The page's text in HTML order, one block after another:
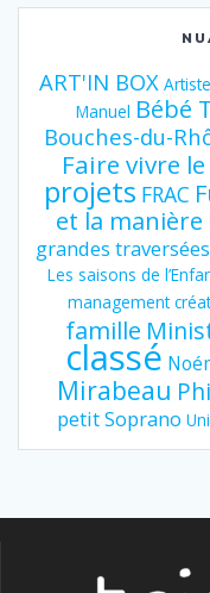
ART'IN BOX
Manuel Bébé
Bouches-du-
Faire vivre
projets FRAC
et la manière
grandes
Les saisons de
management
famille
classé
Mirabeau
petit Soprano